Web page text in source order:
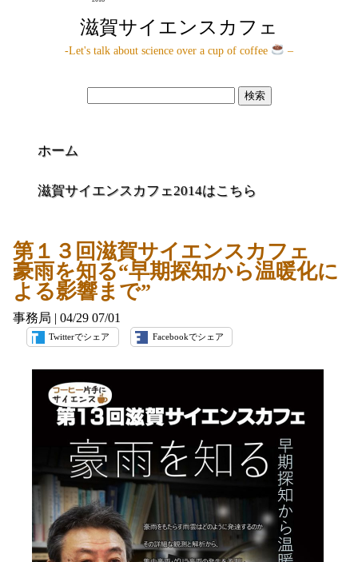
滋賀サイエンスカフェ
-Let's talk about science over a cup of coffee –
ホーム
滋賀サイエンスカフェ2014はこちら
第１３回滋賀サイエンスカフェ
豪雨を知る“早期探知から温暖化に
よる影響まで”
事務局 | 04/29 07/01
Twitterでシェア Facebookでシェア